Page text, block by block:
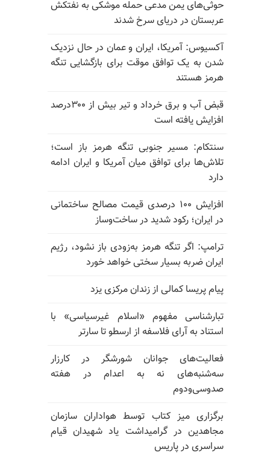
حوثی‌های یمن مدعی حمله موشکی به نفتکش
عربستان در دریای سرخ شدند
آکسیوس: آمریکا، ایران و عمان در حال نزدیک
شدن به یک توافق موقت برای بازگشایی تنگه
هرمز هستند
قبض آب و برق خرداد و تیر بیش از ۳۰۰درصد
افزایش یافته است
سنتکام: مسیر جنوبی تنگه هرمز باز است؛
تلاش‌ها برای توافق میان آمریکا و ایران ادامه
دارد
افزایش ۱۰۰ درصدی قیمت مصالح ساختمانی
در ایران؛ رکود شدید در ساخت‌وساز
ترامپ: اگر تنگه هرمز به‌زودی باز نشود، رژیم
ایران ضربه بسیار سختی خواهد خورد
پیام پریسا کمالی از زندان مرکزی یزد
تبارشناسی مفهوم «اسلام غیرسیاسی» با
استناد به آرای فلاسفه از ارسطو تا سارتر
فعالیت‌های جوانان شورشگر در کارزار
سه‌شنبه‌های نه به اعدام در هفته
صدوسی‌و‌دوم
برگزاری میز کتاب توسط هواداران سازمان
مجاهدین در گرامیداشت یاد شهیدان قیام
سراسری در پاریس